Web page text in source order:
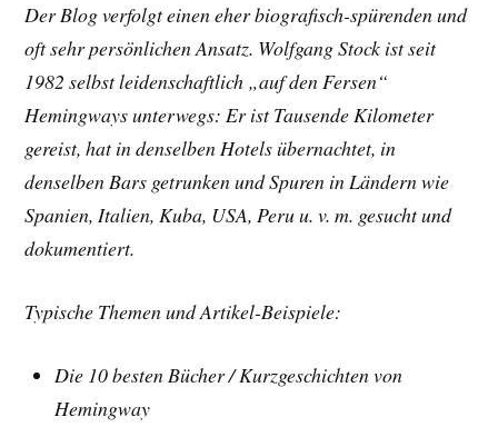
Der Blog verfolgt einen eher biografisch-spürenden und
oft sehr persönlichen Ansatz. Wolfgang Stock ist seit
1982 selbst leidenschaftlich „auf den Fersen“
Hemingways unterwegs: Er ist Tausende Kilometer
gereist, hat in denselben Hotels übernachtet, in
denselben Bars getrunken und Spuren in Ländern wie
Spanien, Italien, Kuba, USA, Peru u. v. m. gesucht und
dokumentiert.
Typische Themen und Artikel-Beispiele:
Die 10 besten Bücher /Kurzgeschichten von
Hemingway